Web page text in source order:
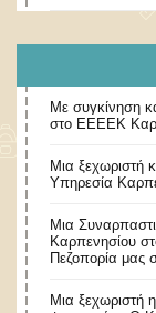
Με συγκίνηση
στο ΕΕΕΕΚ
Μια ξεχωριστή
Υπηρεσία
Μια
Καρπενησίου
Πεζοπορία μας
​Μια ξεχωριστή